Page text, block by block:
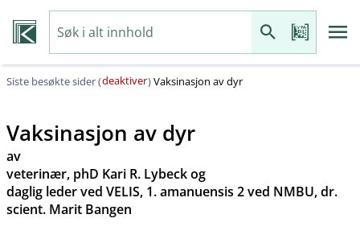
Siste besøkte sider (deaktiver)Vaksinasjon av dyr
Vaksinasjon av dyr
av
veterinær, phD Kari R. Lybeck og
daglig leder ved VELIS, 1. amanuensis 2 ved NMBU, dr.
scient. Marit Bangen